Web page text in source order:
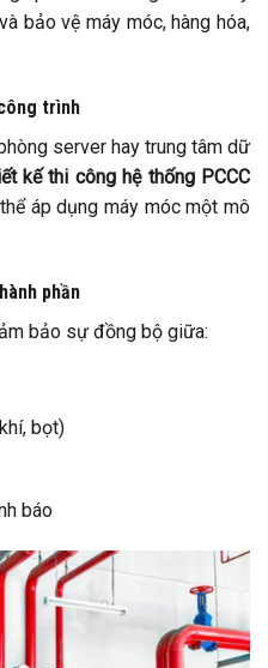
bảo vệ máy móc, hàng hóa,
trình
server hay trung tâm dữ
kế thi công hệ thống PCCC
áp dụng máy móc một mô
phần
bảo sự đồng bộ giữa:
bọt)
báo